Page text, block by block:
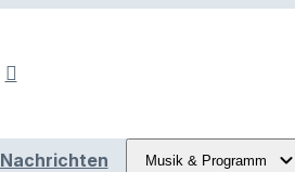
Nachrichten Musik & Programm